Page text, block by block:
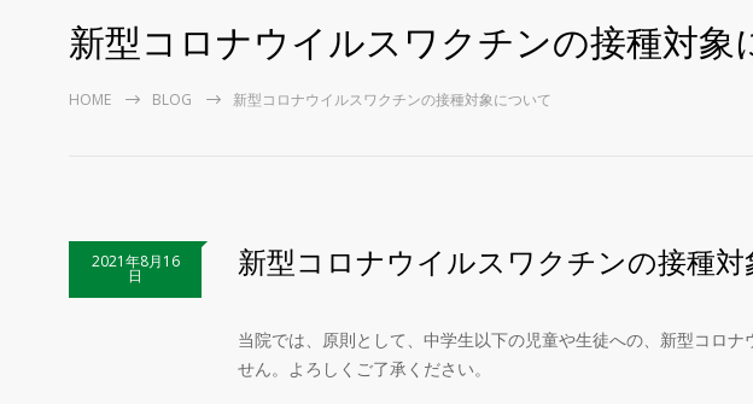
新型コロナウイルスワクチンの接種対象
HOME BLOG 新型コロナウイルスワクチンの接種対象について
2021年8月16
日 新型コロナウイルスワクチンの接種対
当院では、原則として、中学生以下の児童や生徒への、新型コロ
せん。よろしくご了承ください。